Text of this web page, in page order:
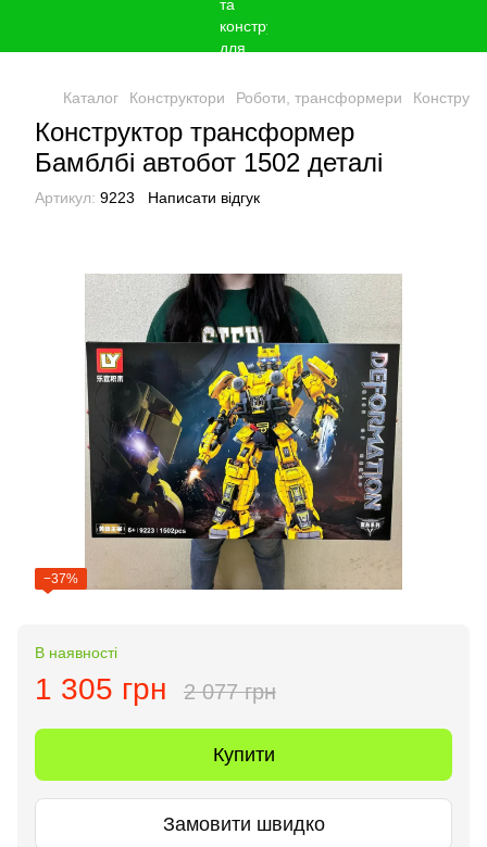
Каталог Конструктори Роботи, трансформери
Конструктор трансформер
Бамблбі автобот 1502 деталі
Артикул: 9223 Написати відгук
−37%
В наявності
1 305 грн 2 077 грн
Купити
Замовити швидко